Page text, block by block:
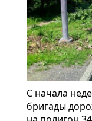
С начала
бригады